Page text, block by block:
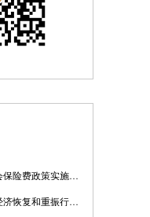
实施范围等问题的通知
振行动方案》的通知